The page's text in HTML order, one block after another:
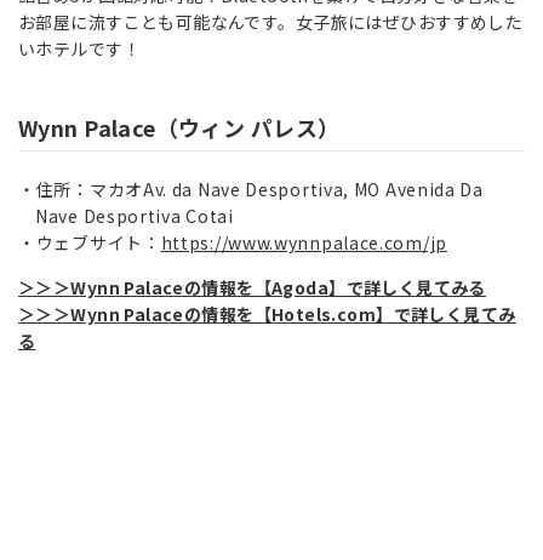
お部屋に流すことも可能なんです。女子旅にはぜひおすすめした
いホテルです！
Wynn Palace（ウィン パレス）
住所：マカオAv. da Nave Desportiva, MO Avenida Da
Nave Desportiva Cotai
ウェブサイト： https://www.wynnpalace.com/jp
＞＞＞Wynn Palaceの情報を【Agoda】で詳しく見てみる
＞＞＞Wynn Palaceの情報を【Hotels.com】で詳しく見てみ
る